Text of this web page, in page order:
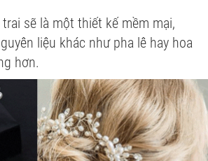
sẽ là một thiết kế mềm mại,
liệu khác như pha lê hay hoa
hơn.